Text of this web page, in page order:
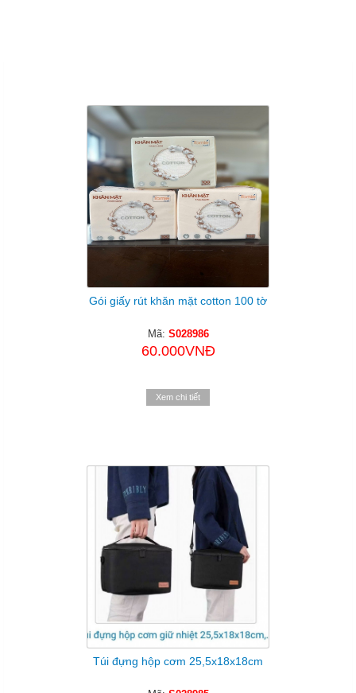
Gói giấy rút khăn mặt cotton 100 tờ
Mã: S028986
60.000VNĐ
Xem chi tiết
Túi đựng hộp cơm 25,5x18x18cm